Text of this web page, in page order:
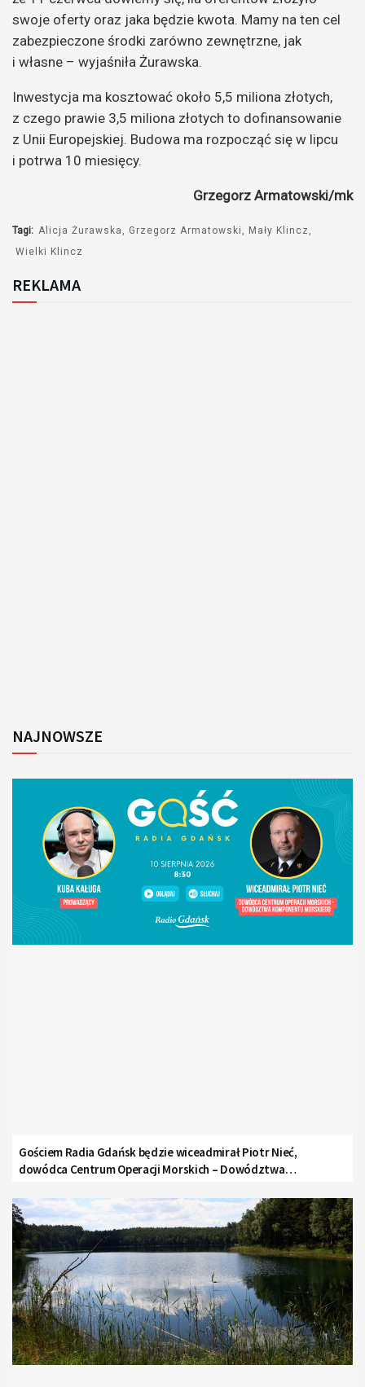
swoje oferty oraz jaka będzie kwota. Mamy na ten cel
zabezpieczone środki zarówno zewnętrzne, jak
i własne – wyjaśniła Żurawska.
Inwestycja ma kosztować około 5,5 miliona złotych,
z czego prawie 3,5 miliona złotych to dofinansowanie
z Unii Europejskiej. Budowa ma rozpocząć się w lipcu
i potrwa 10 miesięcy.
Grzegorz Armatowski/mk
Tagi: Alicja Żurawska Grzegorz Armatowski
Mały Klincz
Wielki Klincz
REKLAMA
NAJNOWSZE
Gościem Radia Gdańsk będzie wiceadmirał Piotr Nieć,
dowódca Centrum Operacji Morskich – Dowództwa